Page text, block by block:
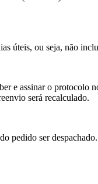
úteis, ou seja, não
e assinar o protocolo
será recalculado.
pedido ser